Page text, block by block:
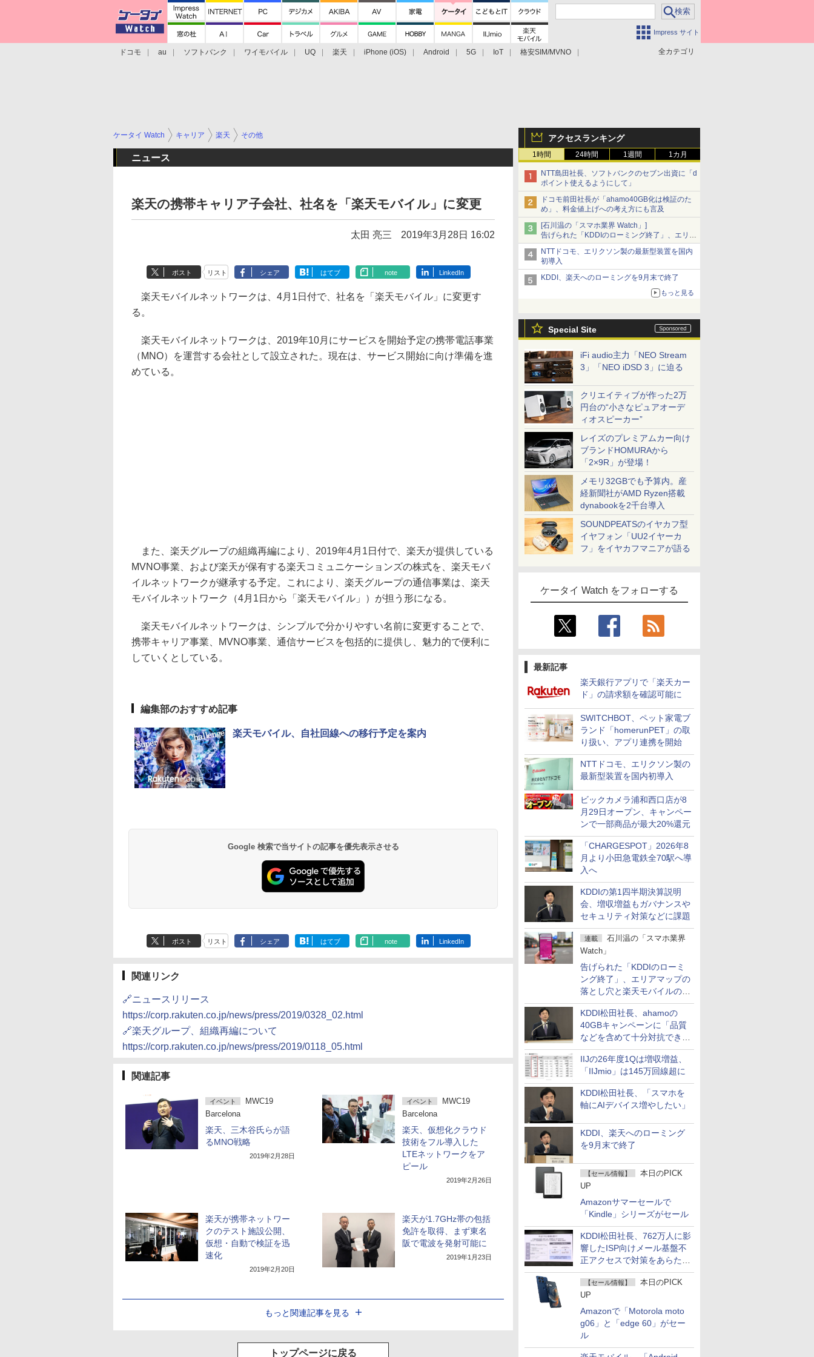
Impress サイト
全カテゴリ
ドコモ au ソフトバンク ワイモバイル UQ 楽天 iPhone (iOS) Android 5G IoT
格安SIM/MVNO
アクセスランキング
1時間 24時間 1週間 1カ月
NTT島田社長、ソフトバンクのセブン出資に「d
ポイント使えるようにして」
ドコモ前田社長が「ahamo40GB化は検証のた
め」、料金値上げへの考え方にも言及
[石川温の「スマホ業界 Watch」]
告げられた「KDDIのローミング終了」、エリア
マップの落とし穴と楽天モバイルの課題
NTTドコモ、エリクソン製の最新型装置を国内
初導入
KDDI、楽天へのローミングを9月末で終了
もっと見る
Special Site
iFi audio主力「NEO Stream
3」「NEO iDSD 3」に迫る
クリエイティブが作った2万
円台の“小さなピュアオーデ
ィオスピーカー”
レイズのプレミアムカー向け
ブランドHOMURAから
「2×9R」が登場！
メモリ32GBでも予算内。産
経新聞社がAMD Ryzen搭載
dynabookを2千台導入
SOUNDPEATSのイヤカフ型
イヤフォン「UU2イヤーカ
フ」をイヤカフマニアが語る
ケータイ Watch をフォローする
最新記事
楽天銀行アプリで「楽天カー
ド」の請求額を確認可能に
SWITCHBOT、ペット家電ブ
ランド「homerunPET」の取
り扱い、アプリ連携を開始
NTTドコモ、エリクソン製の
最新型装置を国内初導入
ビックカメラ浦和西口店が8
月29日オープン、キャンペー
ンで一部商品が最大20%還元
「CHARGESPOT」2026年8
月より小田急電鉄全70駅へ導
入へ
KDDIの第1四半期決算説明
会、増収増益もガバナンスや
セキュリティ対策などに課題
連載
石川温の「スマホ業界
Watch」
告げられた「KDDIのローミ
ング終了」、エリアマップの
落とし穴と楽天モバイルの課
題
KDDI松田社長、ahamoの
40GBキャンペーンに「品質
などを含めて十分対抗でき
る」
IIJの26年度1Qは増収増益、
「IIJmio」は145万回線超に
KDDI松田社長、「スマホを
軸にAIデバイス増やしたい」
KDDI、楽天へのローミング
を9月末で終了
【セール情報】
本日のPICK
UP
Amazonサマーセールで
「Kindle」シリーズがセール
KDDI松田社長、762万人に影
響したISP向けメール基盤不
正アクセスで対策をあらため
て説明
【セール情報】
本日のPICK
UP
Amazonで「Motorola moto
g06」と「edge 60」がセー
ル
ケータイ Watch キャリア 楽天 その他
ニュース
楽天の携帯キャリア子会社、社名を「楽天モバイル」に変更
太田 亮三 2019年3月28日 16:02
ポスト リスト シェア はてブ note LinkedIn
楽天モバイルネットワークは、4月1日付で、社名を「楽天モバイル」に変更す
る。
楽天モバイルネットワークは、2019年10月にサービスを開始予定の携帯電話事業
（MNO）を運営する会社として設立された。現在は、サービス開始に向け準備を進
めている。
また、楽天グループの組織再編により、2019年4月1日付で、楽天が提供している
MVNO事業、および楽天が保有する楽天コミュニケーションズの株式を、楽天モバ
イルネットワークが継承する予定。これにより、楽天グループの通信事業は、楽天
モバイルネットワーク（4月1日から「楽天モバイル」）が担う形になる。
楽天モバイルネットワークは、シンプルで分かりやすい名前に変更することで、
携帯キャリア事業、MVNO事業、通信サービスを包括的に提供し、魅力的で便利に
していくとしている。
編集部のおすすめ記事
楽天モバイル、自社回線への移行予定を案内
Google 検索で当サイトの記事を優先表示させる
ポスト リスト シェア はてブ note LinkedIn
関連リンク
🔗ニュースリリース
https://corp.rakuten.co.jp/news/press/2019/0328_02.html
🔗楽天グループ、組織再編について
https://corp.rakuten.co.jp/news/press/2019/0118_05.html
関連記事
イベント
MWC19
Barcelona
楽天、三木谷氏らが語
るMNO戦略
2019年2月28日
イベント
MWC19
Barcelona
楽天、仮想化クラウド
技術をフル導入した
LTEネットワークをア
ピール
2019年2月26日
楽天が携帯ネットワー
クのテスト施設公開、
仮想・自動で検証を迅
速化
2019年2月20日
楽天が1.7GHz帯の包括
免許を取得、まず東名
阪で電波を発射可能に
2019年1月23日
もっと関連記事を見る
トップページに戻る